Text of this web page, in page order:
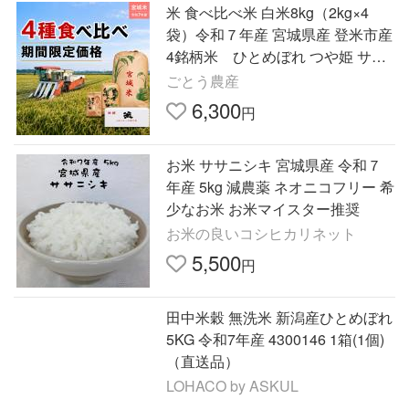
米 食べ比べ米 白米8kg（2kg×4
袋）令和７年産 宮城県産 登米市産
4銘柄米 ひとめぼれ つや姫 ササ
ニシキつきあかり 510の日数量
限定大感謝お試しセール
ごとう農産
6,300円
お米 ササニシキ 宮城県産 令和７
年産 5kg 減農薬 ネオニコフリー 希
少なお米 お米マイスター推奨
お米の良いコシヒカリネット
5,500円
田中米穀 無洗米 新潟産ひとめぼれ
5KG 令和7年産 4300146 1箱(1個)
（直送品）
LOHACO by ASKUL